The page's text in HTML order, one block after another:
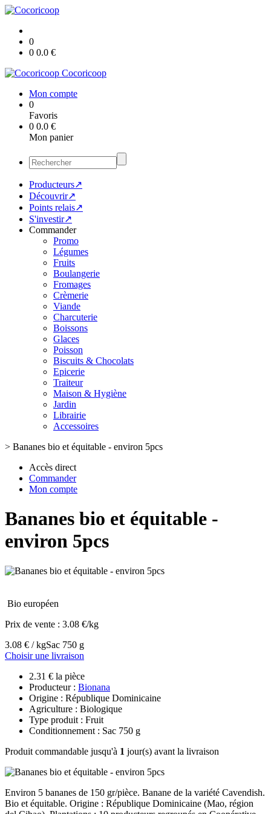
0
0 0.0 €
Cocoricoop
Mon compte
0
Favoris
0 0.0 €
Mon panier
Producteurs↗
Découvrir↗
Points relais↗
S'investir↗
Commander
Promo
Légumes
Fruits
Boulangerie
Fromages
Crèmerie
Viande
Charcuterie
Boissons
Glaces
Poisson
Biscuits & Chocolats
Epicerie
Traiteur
Maison & Hygiène
Jardin
Librairie
Accessoires
> Bananes bio et équitable - environ 5pcs
Accès direct
Commander
Mon compte
Bananes bio et équitable -
environ 5pcs
Bio européen
Prix de vente : 3.08 €/kg
3.08 € / kgSac 750 g
Choisir une livraison
2.31 € la pièce
Producteur : Bionana
Origine : République Dominicaine
Agriculture : Biologique
Type produit : Fruit
Conditionnement : Sac 750 g
Produit commandable jusqu'à 1 jour(s) avant la livraison
Environ 5 bananes de 150 gr/pièce. Banane de la variété Cavendish.
Bio et équitable. Origine : République Dominicaine (Mao, région